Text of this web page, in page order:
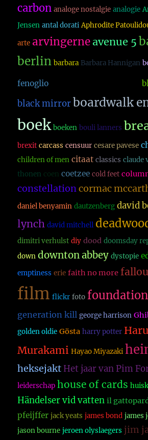
carbon analoge nostalgie analogie
Jensen antal dorati Aphrodite
arte arvingerne avenue 5
berlin barbara Barbara Hannigan
fenoglio
black mirror boardwalk
boek boeken bouli lanners
brexit carcass censuur cesare pavese
children of men citaat classics claude
thonen coen coetzee cold feet
constellationcormac
daniel benyamin dautzenberg david
lynch david mitchell
dimitri verhulst diy dood doomsday
down downton abbey dystopie
emptiness erie faith no more
film flickr foto foundation
generation kill george harrison
golden oldie Gösta harry potter
Murakami Hayao Miyazaki
heksejakt Het jaar van Pim
leiderschap house of cards
Händelser vid vatten il
pfeijffer jack yeats james bond james
jason bourne jeroen olyslaegers jim